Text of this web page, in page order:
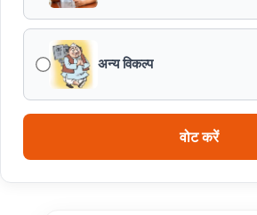
अन्य विकल्प
वोट करें